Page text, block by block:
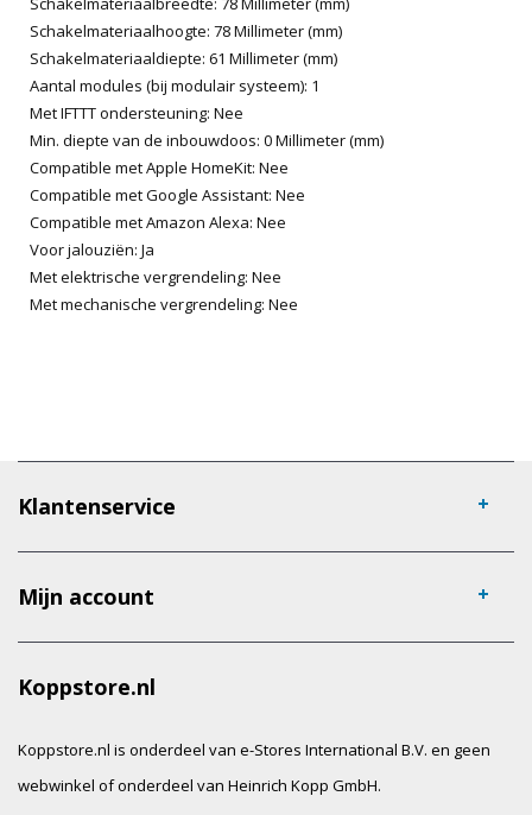
Schakelmateriaalhoogte: 78 Millimeter (mm)
Schakelmateriaaldiepte: 61 Millimeter (mm)
Aantal modules (bij modulair systeem): 1
Met IFTTT ondersteuning: Nee
Min. diepte van de inbouwdoos: 0 Millimeter (mm)
Compatible met Apple HomeKit: Nee
Compatible met Google Assistant: Nee
Compatible met Amazon Alexa: Nee
Voor jalouziën: Ja
Met elektrische vergrendeling: Nee
Met mechanische vergrendeling: Nee
Klantenservice
Mijn account
Koppstore.nl
Koppstore.nl is onderdeel van e-Stores International B.V. en geen
webwinkel of onderdeel van Heinrich Kopp GmbH.